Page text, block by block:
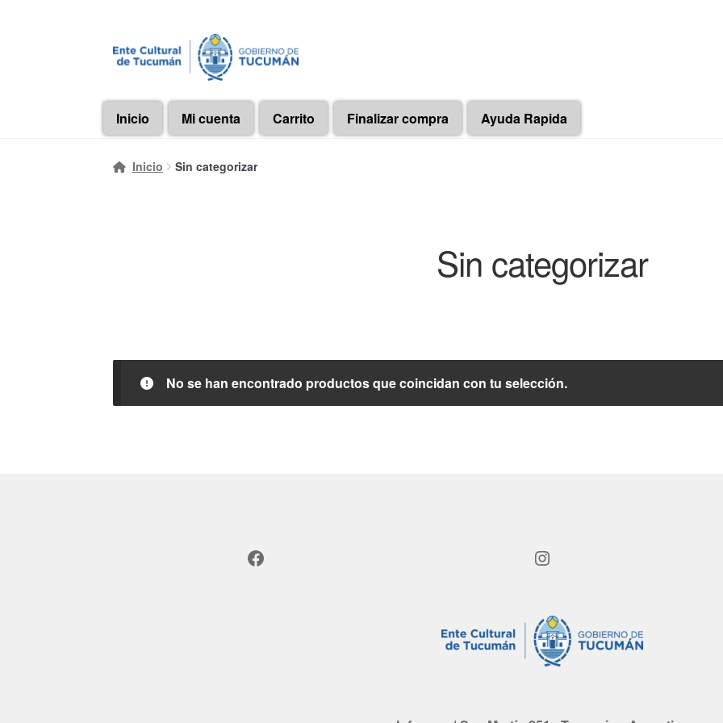
Ir
a
navegación
Ir
al
Inicio
Mi cuenta Carrito Finalizar compra Ayuda Rapida
Inicio Sin categorizar
Sin categorizar
No se han encontrado productos que coincidan con tu selección.
Facebook Instagram